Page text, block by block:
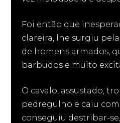
Foi então que
clareira, lhe surgiu
de homens armados,
barbudos e muito
O cavalo, assustado,
pedregulho e caiu
conseguiu destribar-